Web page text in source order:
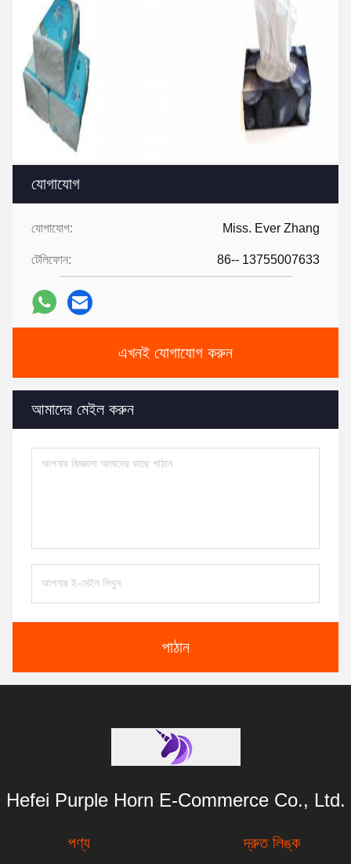
যোগাযোগ
যোগাযোগ: Miss. Ever Zhang
টেলিফোন: 86-- 13755007633
এখনই যোগাযোগ করুন
আমাদের মেইল করুন
পাঠান
Hefei Purple Horn E-Commerce Co., Ltd.
পণ্য দ্রুত লিঙ্ক